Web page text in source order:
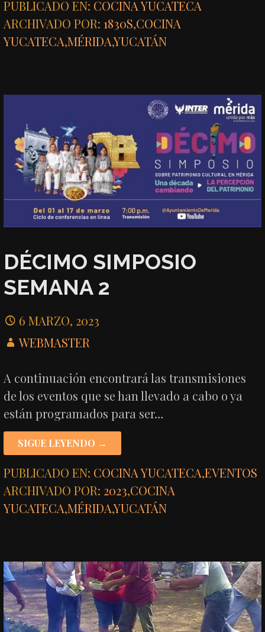
PUBLICADO EN: COCINA YUCATECA
ARCHIVADO POR:1830S,COCINA
YUCATECA,MÉRIDA,YUCATÁN
DÉCIMO SIMPOSIO
SEMANA 2
6 MARZO, 2023
WEBMASTER
A continuación encontrará las transmisiones
de los eventos que se han llevado a cabo o ya
están programados para ser…
SIGUE LEYENDO →
PUBLICADO EN: COCINA YUCATECA,EVENTOS
ARCHIVADO POR: 2023,COCINA
YUCATECA,MÉRIDA,YUCATÁN